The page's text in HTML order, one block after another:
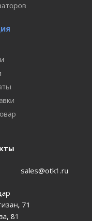
sales@otk1.ru
71
81